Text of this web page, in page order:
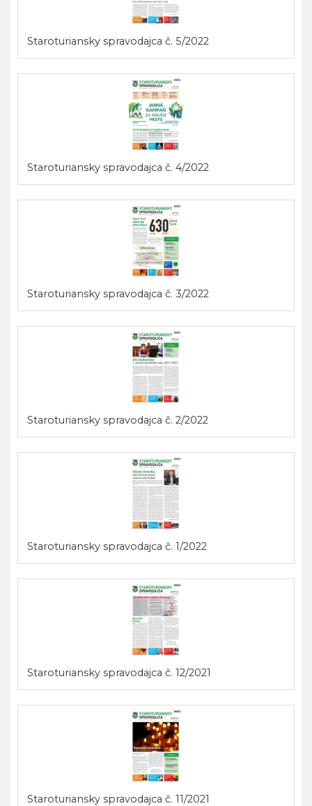
Staroturiansky spravodajca č. 5/2022
Staroturiansky spravodajca č. 4/2022
Staroturiansky spravodajca č. 3/2022
Staroturiansky spravodajca č. 2/2022
Staroturiansky spravodajca č. 1/2022
Staroturiansky spravodajca č. 12/2021
Staroturiansky spravodajca č. 11/2021